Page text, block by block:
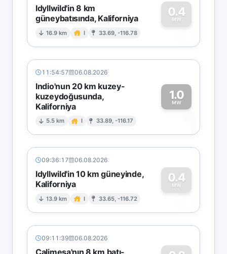
Idyllwild'in 8 km
güneybatısında, Kaliforniya
16.9 km I 33.69, -116.78
0.4
MW
0
11:54:57 06.08.2026
Indio'nun 20 km kuzey-
kuzeydoğusunda,
Kaliforniya
5.5 km I 33.89, -116.17
1.0
MW
1
09:36:17 06.08.2026
Idyllwild'in 10 km güneyinde,
Kaliforniya
13.9 km I 33.65, -116.72
0.4
MW
0
09:11:39 06.08.2026
Calimesa'nın 8 km batı-